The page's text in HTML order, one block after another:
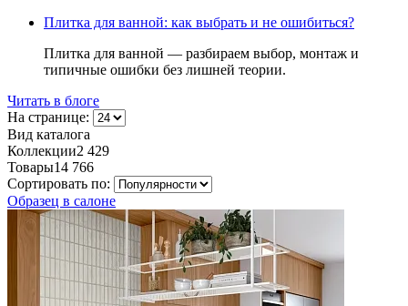
Плитка для ванной: как выбрать и не ошибиться?
Плитка для ванной — разбираем выбор, монтаж и
типичные ошибки без лишней теории.
Читать в блоге
На странице:
Вид каталога
Коллекции2 429
Товары14 766
Сортировать по:
Образец в салоне